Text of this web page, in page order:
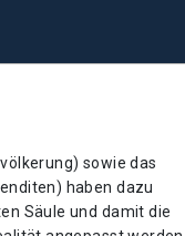
sowie das
haben dazu
Säule und damit die